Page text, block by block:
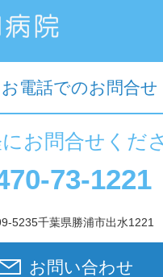
お電話でのお問合せ
お問合せくだ
73-1221
5235千葉県勝浦市出水1221
お問い合わせ